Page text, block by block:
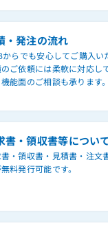
・発注の流れ
からでも安心してご購入い
のご依頼には柔軟に対応し
能面のご相談も承ります。
書・領収書等につい
・領収書・見積書・注文
料発行可能です。